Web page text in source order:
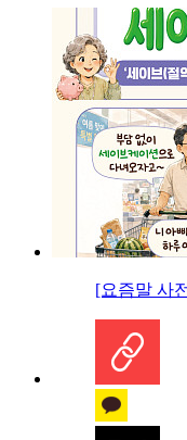
[요즘말 사